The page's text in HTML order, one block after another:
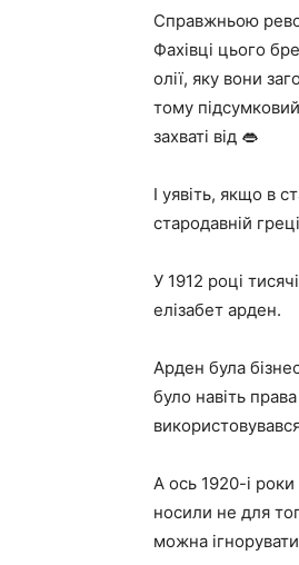
Справжньою
Фахівці цього
олії, яку вони
тому
захваті від 👄
І уявіть, якщо в
стародавній
У 1912 році
елізабет арден.
Арден була
було навіть
А ось 1920-і
носили не для
можна